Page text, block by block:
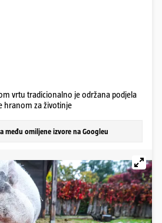
vrtu tradicionalno je održana podjela
hranom za životinje
među omiljene izvore na Googleu